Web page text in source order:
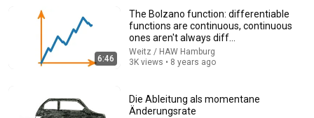
6:46
The Bolzano function: differentiable
functions are continuous, continuous
ones aren't always diff...
Weitz / HAW Hamburg
3K views • 8 years ago
Die Ableitung als momentane
Änderungsrate